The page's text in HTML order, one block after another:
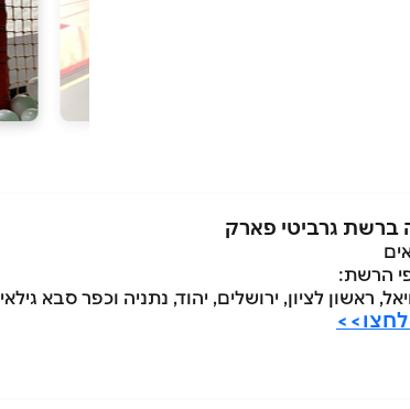
ברשת גרביטי פארק
הרשת:
ראשון לציון, ירושלים, יהוד, נתניה וכפר סבא גילאי 0-3